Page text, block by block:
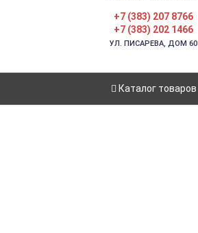
+7 (383) 207 8766
+7 (383) 202 1466
УЛ. ПИСАРЕВА, ДОМ 60
Каталог товаров